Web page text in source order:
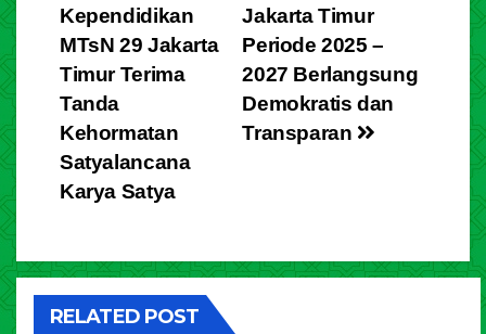
Jakarta Timur
Periode 2025 –
2027 Berlangsung
Demokratis dan
Transparan
Kependidikan
MTsN 29 Jakarta
Timur Terima
Tanda
Kehormatan
Satyalancana
Karya Satya
RELATED POST